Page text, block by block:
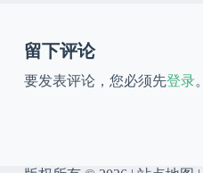
留下评论
要发表评论，您必须先登录。